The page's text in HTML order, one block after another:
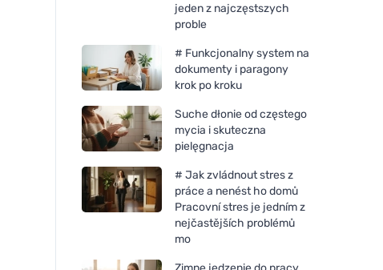
jeden z najczęstszych
proble
# Funkcjonalny system na
dokumenty i paragony
krok po kroku
Suche dłonie od częstego
mycia i skuteczna
pielęgnacja
# Jak zvládnout stres z
práce a nenést ho domů
Pracovní stres je jedním z
nejčastějších problémů
mo